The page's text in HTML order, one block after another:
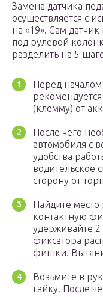
Замена датчика
осуществляется с
на «19». Сам
под рулевой
разделить на 5
Перед
(клемму) от
После чего
автомобиля с
удобства
водительское
сторону от
Найдите
контактную
удерживайте
фиксатора
фишки.
Возьмите в
гайку. После